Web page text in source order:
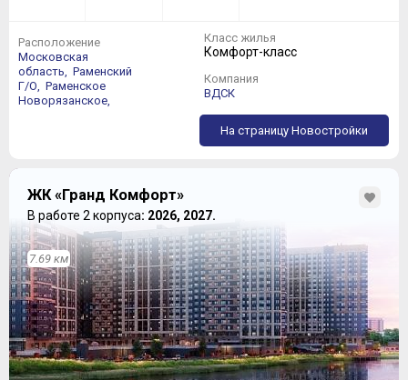
Расположение
Московская
область,
Раменский
Г/О,
Раменское
Новорязанское,
Класс жилья
Комфорт-класс
Компания
ВДСК
На страницу Новостройки
ЖК «Гранд Комфорт»
В работе 2 корпуса: 2026, 2027.
7.69 км